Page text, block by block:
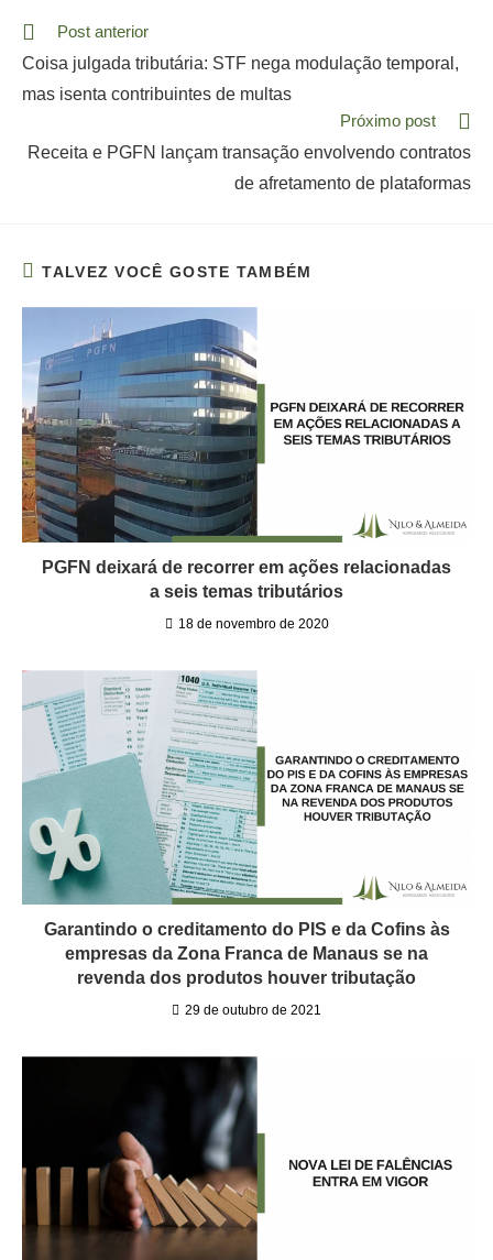
Read
articles
Post anterior
Coisa julgada tributária: STF nega modulação temporal,
mas isenta contribuintes de multas
Próximo post
Receita e PGFN lançam transação envolvendo contratos
de afretamento de plataformas
TALVEZ VOCÊ GOSTE TAMBÉM
PGFN deixará de recorrer em ações relacionadas
a seis temas tributários
18 de novembro de 2020
Garantindo o creditamento do PIS e da Cofins às
empresas da Zona Franca de Manaus se na
revenda dos produtos houver tributação
29 de outubro de 2021